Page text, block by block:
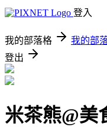
登入
我的部落格 我的部
登出
米茶熊@美